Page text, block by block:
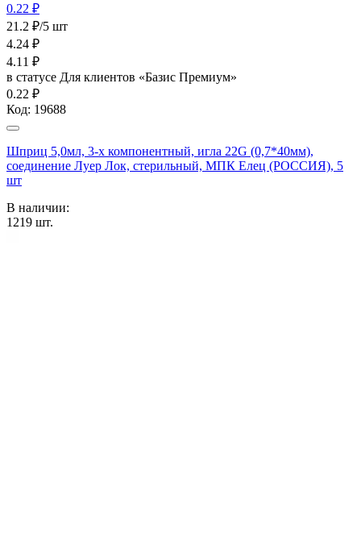
0.22 ₽
21.2 ₽/5 шт
4.24 ₽
4.11 ₽
в статусе Для клиентов «Базис Премиум»
0.22 ₽
Код: 19688
Шприц 5,0мл, 3-х компонентный, игла 22G (0,7*40мм),
соединение Луер Лок, стерильный, МПК Елец (РОССИЯ), 5
шт
В наличии:
1219 шт.